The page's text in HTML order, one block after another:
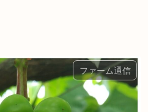
ファーム通信